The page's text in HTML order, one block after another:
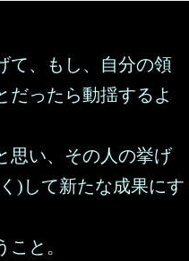
て、もし、自分の領
だったら動揺するよ
思い、その人の挙げ
)して新たな成果にす
と。